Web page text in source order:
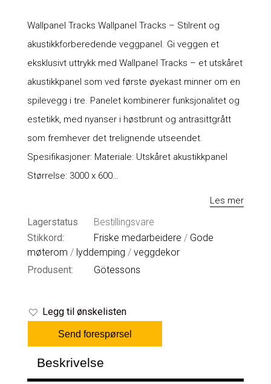
Wallpanel Tracks Wallpanel Tracks – Stilrent og
akustikkforberedende veggpanel. Gi veggen et
eksklusivt uttrykk med Wallpanel Tracks – et utskåret
akustikkpanel som ved første øyekast minner om en
spilevegg i tre. Panelet kombinerer funksjonalitet og
estetikk, med nyanser i høstbrunt og antrasittgrått
som fremhever det trelignende utseendet.
Spesifikasjoner: Materiale: Utskåret akustikkpanel
Størrelse: 3000 x 600…
Les mer
Lagerstatus
Bestillingsvare
Stikkord:
Friske medarbeidere / Gode
møterom / lyddemping / veggdekor
Produsent:
Götessons
Legg til ønskelisten
Send forespørsel
Beskrivelse